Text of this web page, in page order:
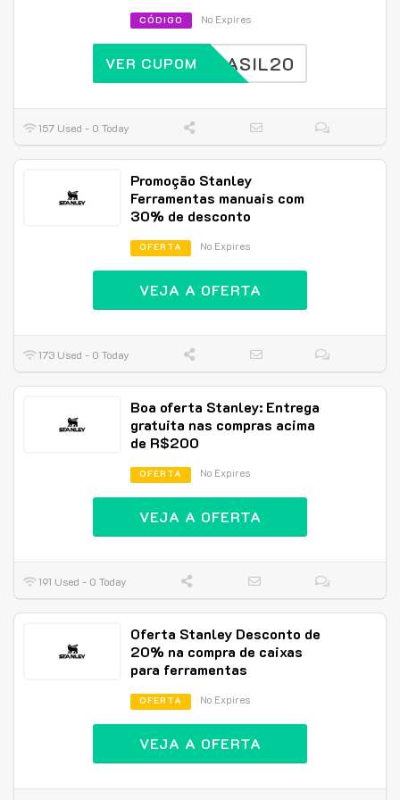
CÓDIGO No Expires
BRASIL20
VER CUPOM
157 Used - 0 Today
Promoção Stanley
Ferramentas manuais com
30% de desconto
OFERTA No Expires
VEJA A OFERTA
173 Used - 0 Today
Boa oferta Stanley: Entrega
gratuita nas compras acima
de R$200
OFERTA No Expires
VEJA A OFERTA
191 Used - 0 Today
Oferta Stanley Desconto de
20% na compra de caixas
para ferramentas
OFERTA No Expires
VEJA A OFERTA